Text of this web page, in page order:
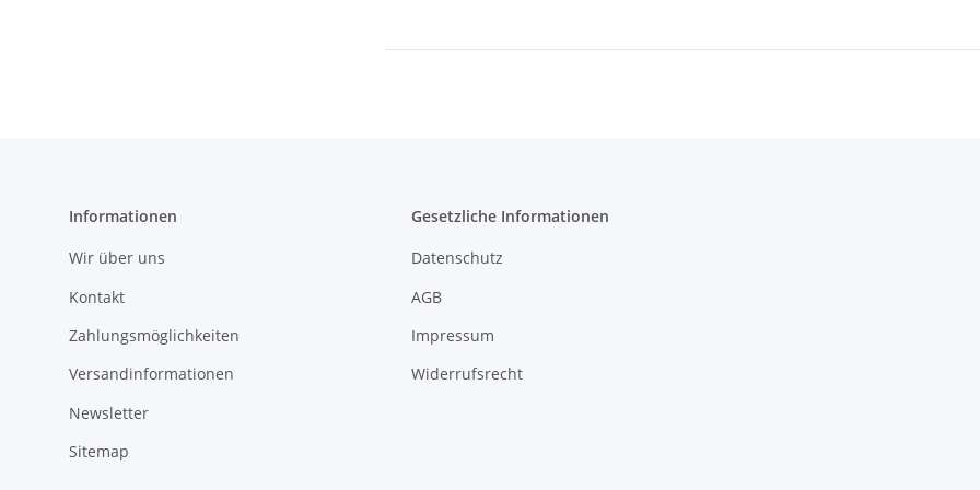
Informationen
Wir über uns
Kontakt
Zahlungsmöglichkeiten
Versandinformationen
Newsletter
Sitemap
Gesetzliche Informationen
Datenschutz
AGB
Impressum
Widerrufsrecht